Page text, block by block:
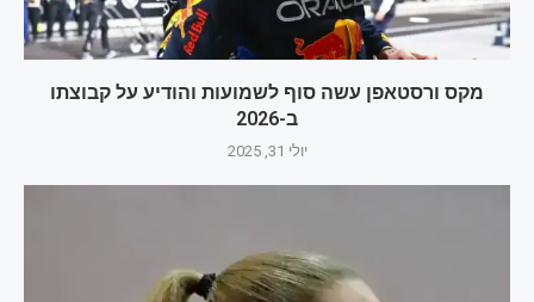
מקס ורסטאפן עשה סוף לשמועות והודיע על קבוצתו
ב-2026
יולי 31, 2025